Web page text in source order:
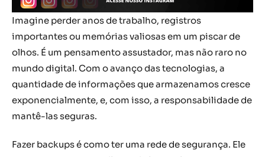
Imagine perder anos de trabalho, registros
importantes ou memórias valiosas em um piscar de
olhos. É um pensamento assustador, mas não raro no
mundo digital. Com o avanço das tecnologias, a
quantidade de informações que armazenamos cresce
exponencialmente, e, com isso, a responsabilidade de
mantê-las seguras.
Fazer backups é como ter uma rede de segurança. Ele